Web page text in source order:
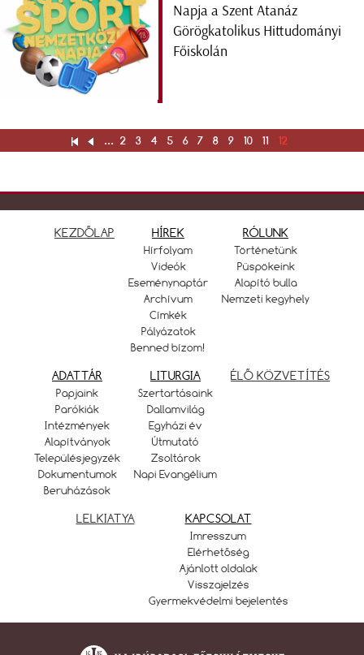
Napja a Szent Atanáz
Görögkatolikus Hittudományi
Főiskolán
... 2 3 4 5 6 7 8 9 10 11 12
KEZDŐLAP HÍREK
Hírfolyam
Videók
Eseménynaptár
Archívum
Címkék
Pályázatok
Benned bízom!
RÓLUNK
Történetünk
Püspökeink
Alapító bulla
Nemzeti kegyhely
ADATTÁR
Papjaink
Parókiák
Intézmények
Alapítványok
Településjegyzék
Dokumentumok
Beruházások
LITURGIA
Szertartásaink
Dallamvilág
Egyházi év
Útmutató
Zsoltárok
Napi Evangélium
ÉLŐ KÖZVETÍTÉS
LELKIATYA KAPCSOLAT
Imresszum
Elérhetőség
Ajánlott oldalak
Visszajelzés
Gyermekvédelmi bejelentés